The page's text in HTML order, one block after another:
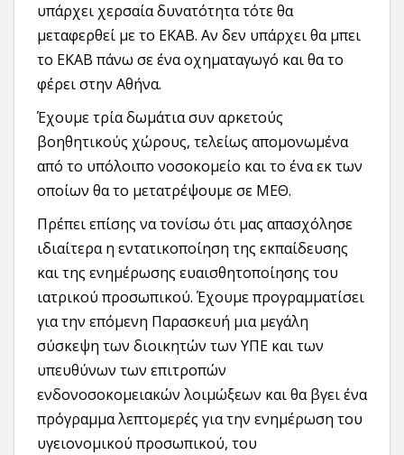
υπάρχει χερσαία δυνατότητα τότε θα
μεταφερθεί με το ΕΚΑΒ. Αν δεν υπάρχει θα μπει
το ΕΚΑΒ πάνω σε ένα οχηματαγωγό και θα το
φέρει στην Αθήνα.
Έχουμε τρία δωμάτια συν αρκετούς
βοηθητικούς χώρους, τελείως απομονωμένα
από το υπόλοιπο νοσοκομείο και το ένα εκ των
οποίων θα το μετατρέψουμε σε ΜΕΘ.
Πρέπει επίσης να τονίσω ότι μας απασχόλησε
ιδιαίτερα η εντατικοποίηση της εκπαίδευσης
και της ενημέρωσης ευαισθητοποίησης του
ιατρικού προσωπικού. Έχουμε προγραμματίσει
για την επόμενη Παρασκευή μια μεγάλη
σύσκεψη των διοικητών των ΥΠΕ και των
υπευθύνων των επιτροπών
ενδονοσοκομειακών λοιμώξεων και θα βγει ένα
πρόγραμμα λεπτομερές για την ενημέρωση του
υγειονομικού προσωπικού, του